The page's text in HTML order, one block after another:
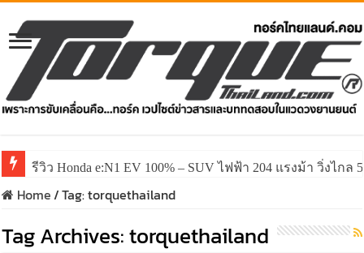
รีวิว Honda e:N1 EV 100% – SUV ไฟฟ้า 204 แรงม้า วิ่งไกล
รีวิว ลองขับ All New GWM HAVAL H6 ปรับโฉมหน้าใหม่
Home/Tag:torquethailand
Tag Archives:torquethailand